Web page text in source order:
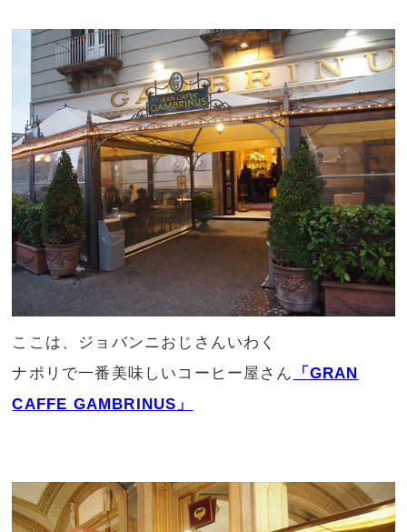
ここは、ジョバンニおじさんいわく
ナポリで一番美味しいコーヒー屋さん
「GRAN
CAFFE GAMBRINUS」